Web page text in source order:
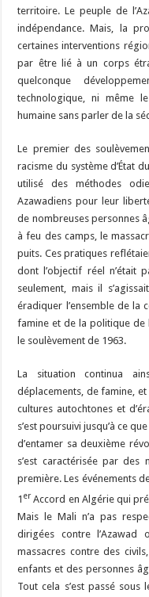
territoire. Le peuple de
indépendance. Mais, la
certaines interventions
par être lié à un corps
quelconque
technologique, ni même
humaine sans parler de la
Le premier des
racisme du système d’État
utilisé des méthodes
Azawadiens pour leur
de nombreuses personnes
à feu des camps, le
puits. Ces pratiques
dont l’objectif réel n’était
seulement, mais il
éradiquer l’ensemble de la
famine et de la politique de
le soulèvement de 1963.
La situation continua
déplacements, de famine, et
cultures autochtones et
s’est poursuivi jusqu’à ce
d’entamer sa deuxième
s’est caractérisée par
première. Les événements
1 er Accord en Algérie qui
Mais le Mali n’a pas
dirigées contre
massacres contre des
enfants et des personnes
Tout cela s’est passé